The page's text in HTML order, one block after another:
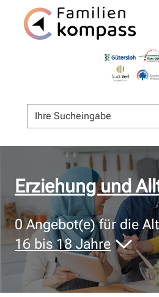
© Bildnachweis
Erziehung und
0Angebot(e) für die
16 bis 18 Jahre